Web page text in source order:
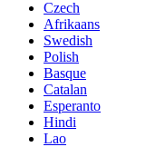
Czech
Afrikaans
Swedish
Polish
Basque
Catalan
Esperanto
Hindi
Lao